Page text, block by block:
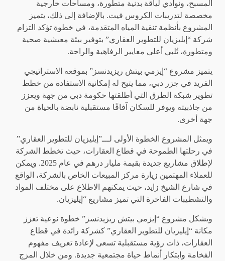
المسبح، ونوادي لياقة بدنية متطورة، ومساحات خارجية
مخصصة لتدريبات الكروس فيت. بالإضافة إلى ذلك، يتميز
المشروع بأنظمة تنقية المياه المتقدمة، في خطوة تؤكد التزام
شركة “إيليزيان للتطوير العقاري” بتوفير بيئة معيشية صحية
ومتطورة، تُلبي أعلى معايير الرفاهية والراحة.
يتميز مشروع “إيزمي بيتش ريزيدنسز” بموقعه الاستراتيجي
الفريد في جزر دبي، مما يتيح له إمكانية الاستفادة من خطط
تطوير شبكة الطرق التي أطلقتها حكومة دبي من جهة ويعزز
من جاذبيته ويوفر للسكان آفاقًا مستقبلية نابضة بالحياة من
جهة أخرى.
ويمثل المشروع الخطوة الأولى لـــ”إيليزيان للتطوير العقاري”
في رحلتها الطموحة في قطاع العقارات، حيث تخطط الشركة
لإطلاق مشاريع جديدة بقيمة مليار درهم في عام 2025. ويمكن
للعملاء المهتمين زيارة مركز المبيعات الخاص بالشركة، الواقع
في شارع الشيخ زايد، حيث يمكنهم الاطلاع على مختلف المواد
والتشطيبات الفاخرة التي تميز مشاريع “إيليزيان.
ويشكل مشروع “إيزمي بيتش ريزيدنسز” خطوة نوعية تعزز
مكانة “إيليزيان للتطوير العقاري” كشركة رائدة في قطاع
العقارات، ذات رؤية مستقبلية تسعى لإعادة تعريف مفهوم
الفخامة وابتكار أنماط حياة مجتمعية جديدة. ومن خلال المزج